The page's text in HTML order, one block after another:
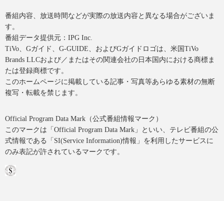
番組内容、放送時間などが実際の放送内容と異なる場合がございま
す。
番組データ提供元：IPG Inc.
TiVo、Gガイド、G-GUIDE、およびGガイドロゴは、米国TiVo
Brands LLCおよび／またはその関連会社の日本国内における商標ま
たは登録商標です。
このホームページに掲載している記事・写真等あらゆる素材の無断
複写・転載を禁じます。
Official Program Data Mark（公式番組情報マーク）
このマークは「Official Program Data Mark」といい、テレビ番組の公
式情報である「SI(Service Information)情報」を利用したサービスに
のみ表記が許されているマークです。